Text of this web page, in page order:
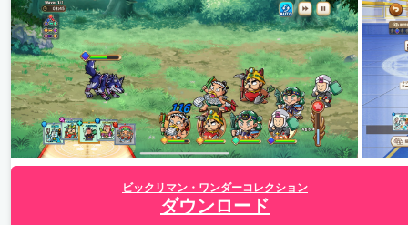
ビックリマン・ワンダーコレクション
ダウンロード